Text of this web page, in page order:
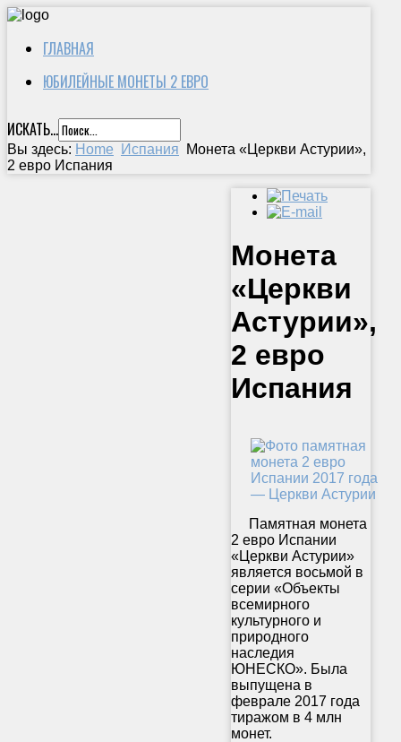
ГЛАВНАЯ
ЮБИЛЕЙНЫЕ МОНЕТЫ 2 ЕВРО
ИСКАТЬ...
Вы здесь: Home Испания
Монета «Церкви Астурии»,
2 евро Испания
Монета
«Церкви
Астурии»,
2 евро
Испания
Памятная монета
2 евро Испании
«Церкви Астурии»
является восьмой в
серии «Объекты
всемирного
культурного и
природного
наследия
ЮНЕСКО». Была
выпущена в
феврале 2017 года
тиражом в 4 млн
монет.